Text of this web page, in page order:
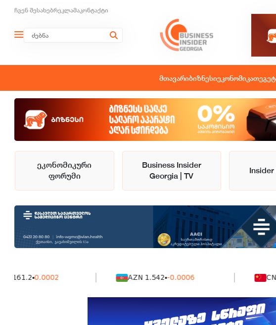
ჩვენ შესახებრეკლამაკონტაქტი
მთავარიბიზნესიეკონომიკა
ეკონომიკური
ფორუმი
Business Insider
Georgia | TV
0.0002 AZN 1.542 -0.0006 CNY